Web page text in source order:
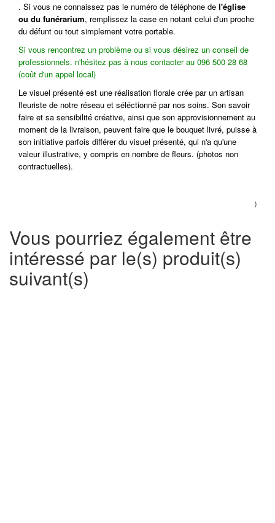
. Si vous ne connaissez pas le numéro de téléphone de l'église
ou du funérarium, remplissez la case en notant celui d'un proche
du défunt ou tout simplement votre portable.
Si vous rencontrez un problème ou si vous désirez un conseil de
professionnels. n'hésitez pas à nous contacter au 096 500 28 68
(coût d'un appel local)
Le visuel présenté est une réalisation florale crée par un artisan
fleuriste de notre réseau et séléctionné par nos soins. Son savoir
faire et sa sensibilité créative, ainsi que son approvisionnement au
moment de la livraison, peuvent faire que le bouquet livré, puisse à
son initiative parfois différer du visuel présenté, qui n'a qu'une
valeur illustrative, y compris en nombre de fleurs. (photos non
contractuelles).
)
Vous pourriez également être
intéressé par le(s) produit(s)
suivant(s)